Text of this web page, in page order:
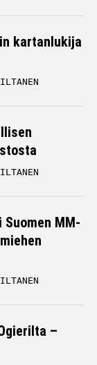
kartanlukija
MM-
–